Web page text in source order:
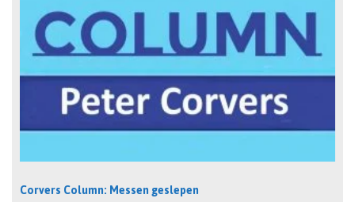
Corvers Column: Messen geslepen